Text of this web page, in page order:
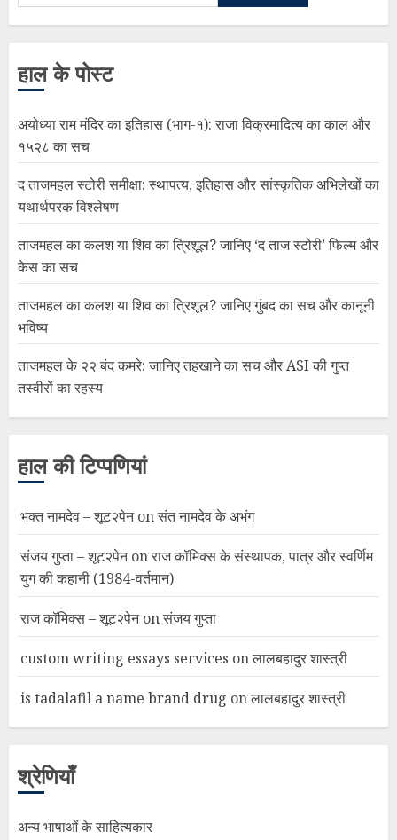
हाल के पोस्ट
अयोध्या राम मंदिर का इतिहास (भाग-१): राजा विक्रमादित्य का काल और
१५२८ का सच
द ताजमहल स्टोरी समीक्षा: स्थापत्य, इतिहास और सांस्कृतिक अभिलेखों का
यथार्थपरक विश्लेषण
ताजमहल का कलश या शिव का त्रिशूल? जानिए ‘द ताज स्टोरी’ फिल्म और
केस का सच
ताजमहल का कलश या शिव का त्रिशूल? जानिए गुंबद का सच और कानूनी
भविष्य
ताजमहल के २२ बंद कमरे: जानिए तहखाने का सच और ASI की गुप्त
तस्वीरों का रहस्य
हाल की टिप्पणियां
भक्त नामदेव – शूट२पेनonसंत नामदेव के अभंग
संजय गुप्ता – शूट२पेनonराज कॉमिक्स के संस्थापक, पात्र और स्वर्णिम
युग की कहानी (1984-वर्तमान)
राज कॉमिक्स – शूट२पेनonसंजय गुप्ता
custom writing essays services onलालबहादुर शास्त्री
is tadalafil a name brand drug onलालबहादुर शास्त्री
श्रेणियाँ
अन्य भाषाओं के साहित्यकार